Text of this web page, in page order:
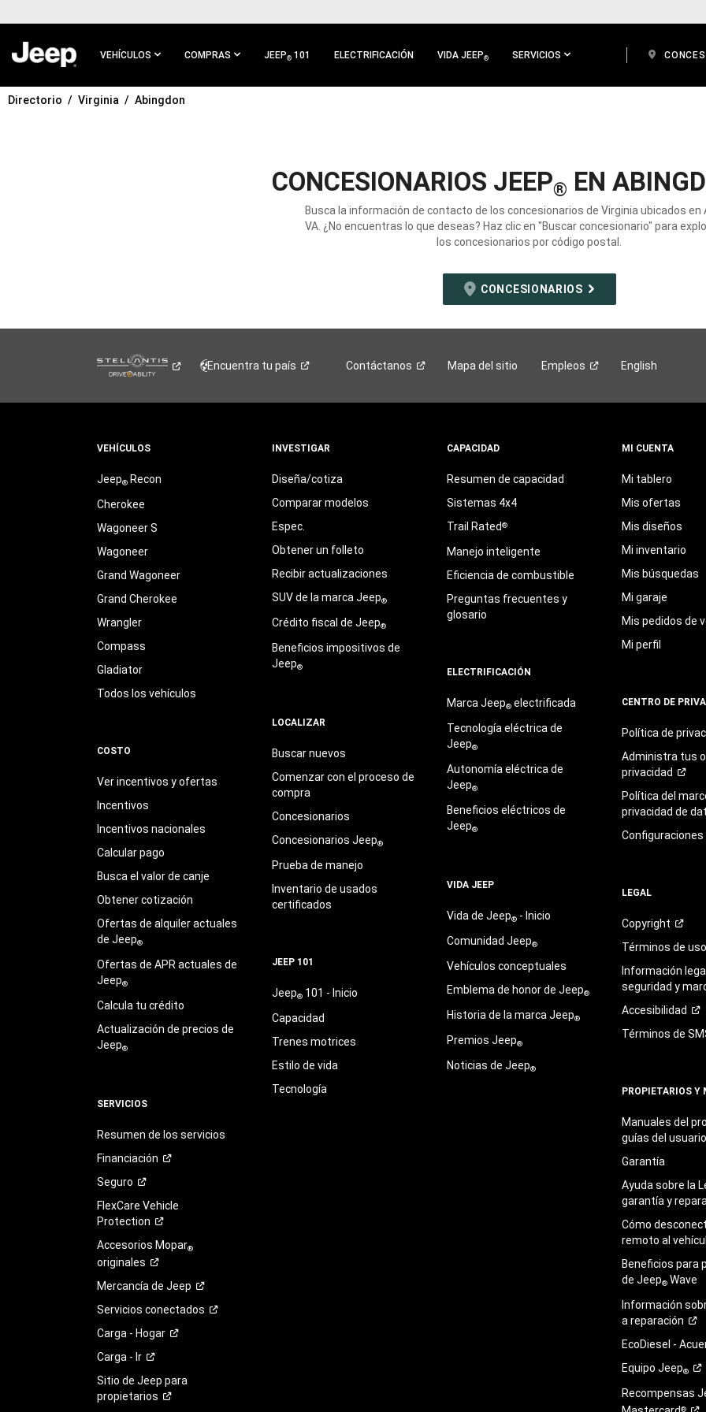
CONTENIDO
VEHÍCULOS COMPRAS JEEP® 101 ELECTRIFICACIÓN VIDA JEEP® SERVICIOS
IR A
Directorio Virginia Abingdon
CONCESIONARIOS JEEP® EN
Busca la información de contacto de los concesionarios de Virginia ubicados en
VA. ¿No encuentras lo que deseas? Haz clic en "Buscar concesionario" para
los concesionarios por código postal.
CONCESIONARIOS
Encuentra tu país Contáctanos Mapa del sitio Empleos English
VEHÍCULOS
Jeep®Recon
Cherokee
Wagoneer S
Wagoneer
Grand Wagoneer
Grand Cherokee
Wrangler
Compass
Gladiator
Todos los vehículos
COSTO
Ver incentivos y ofertas
Incentivos
Incentivos nacionales
Calcular pago
Busca el valor de canje
Obtener cotización
Ofertas de alquiler actuales
de Jeep®
Ofertas de APR actuales de
Jeep®
Calcula tu crédito
Actualización de precios de
Jeep®
SERVICIOS
Resumen de los servicios
Financiación
Seguro
FlexCare Vehicle
Protection
Accesorios Mopar®
originales
Mercancía de Jeep
Servicios conectados
Carga - Hogar
Carga - Ir
Sitio de Jeep para
propietarios
INVESTIGAR
Diseña/cotiza
Comparar modelos
Espec.
Obtener un folleto
Recibir actualizaciones
SUV de la marca Jeep®
Crédito fiscal de Jeep®
Beneficios impositivos de
Jeep®
LOCALIZAR
Buscar nuevos
Comenzar con el proceso de
compra
Concesionarios
Concesionarios Jeep®
Prueba de manejo
Inventario de usados
certificados
JEEP 101
Jeep®101 - Inicio
Capacidad
Trenes motrices
Estilo de vida
Tecnología
CAPACIDAD
Resumen de capacidad
Sistemas 4x4
Trail Rated®
Manejo inteligente
Eficiencia de combustible
Preguntas frecuentes y
glosario
ELECTRIFICACIÓN
Marca Jeep®electrificada
Tecnología eléctrica de
Jeep®
Autonomía eléctrica de
Jeep®
Beneficios eléctricos de
Jeep®
VIDA JEEP
Vida de Jeep®- Inicio
Comunidad Jeep®
Vehículos conceptuales
Emblema de honor de Jeep®
Historia de la marca Jeep®
Premios Jeep®
Noticias de Jeep®
MI CUENTA
Mi tablero
Mis ofertas
Mis diseños
Mi inventario
Mis búsquedas
Mi garaje
Mis pedidos de
Mi perfil
CENTRO DE
Política de
Administra tus
privacidad
Política del
privacidad de
Configuraciones
LEGAL
Copyright
Términos deuso
Información
seguridad y
Accesibilidad
Términos de
PROPIETARIOS Y
Manuales del
guías delusuario
Garantía
Ayuda sobre la
garantía y
Cómo
remoto al
Beneficios para
de Jeep® Wave
Información
areparación
EcoDiesel -
Equipo Jeep®
Recompensas
®